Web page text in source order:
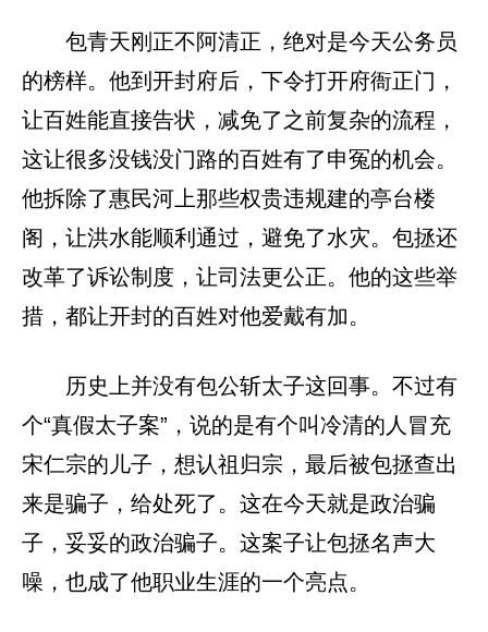
包青天刚正不阿清正，绝对是今天公务员
的榜样。他到开封府后，下令打开府衙正门，
让百姓能直接告状，减免了之前复杂的流程，
这让很多没钱没门路的百姓有了申冤的机会。
他拆除了惠民河上那些权贵违规建的亭台楼
阁，让洪水能顺利通过，避免了水灾。包拯还
改革了诉讼制度，让司法更公正。他的这些举
措，都让开封的百姓对他爱戴有加。
历史上并没有包公斩太子这回事。不过有
个“真假太子案”，说的是有个叫冷清的人冒充
宋仁宗的儿子，想认祖归宗，最后被包拯查出
来是骗子，给处死了。这在今天就是政治骗
子，妥妥的政治骗子。这案子让包拯名声大
噪，也成了他职业生涯的一个亮点。